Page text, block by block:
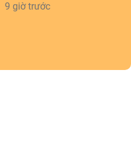
9 giờ trước